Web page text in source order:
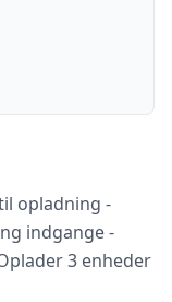
opladning -
indgange -
3 enheder